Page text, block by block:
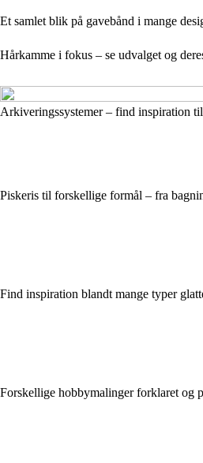
Et samlet blik på gavebånd i mange
Hårkamme i fokus – se udvalget og
Arkiveringssystemer – find inspiration
Piskeris til forskellige formål – fra
Find inspiration blandt mange typer
Forskellige hobbymalinger forklaret og